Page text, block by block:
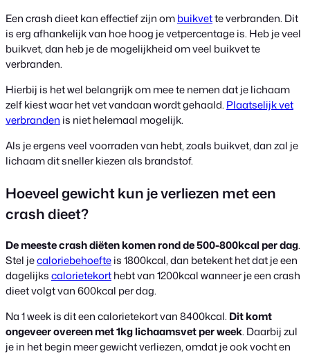
Een crash dieet kan effectief zijn ombuikvette verbranden. Dit
is erg afhankelijk van hoe hoog je vetpercentage is. Heb je veel
buikvet, dan heb je de mogelijkheid om veel buikvet te
verbranden.
Hierbij is het wel belangrijk om mee te nemen dat je lichaam
zelf kiest waar het vet vandaan wordt gehaald. Plaatselijk vet
verbranden is niet helemaal mogelijk.
Als je ergens veel voorraden van hebt, zoals buikvet, dan zal je
lichaam dit sneller kiezen als brandstof.
Hoeveel gewicht kun je verliezen met een
crash dieet?
De meeste crash diëten komen rond de 500-800kcal per dag.
Stel jecaloriebehoefteis 1800kcal, dan betekent het dat je een
dagelijkscalorietekorthebt van 1200kcal wanneer je een crash
dieet volgt van 600kcal per dag.
Na 1 week is dit een calorietekort van 8400kcal. Dit komt
ongeveer overeen met 1kg lichaamsvet per week. Daarbij zul
je in het begin meer gewicht verliezen, omdat je ook vocht en